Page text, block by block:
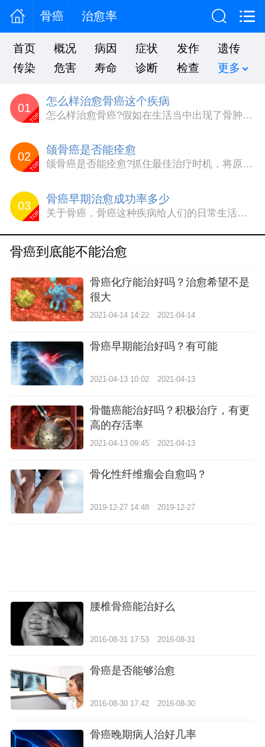
骨癌 治愈率
首页 概况 病因 症状 发作
遗传
传染
危害 寿命 诊断 检查 更多
01
TOP
怎么样治愈骨癌这个疾病
怎么样治愈骨癌?假如在生活当中出现了骨肿瘤这样的疾病我们不能拖延治疗的时间。应当在患有骨肿瘤疾病的时候，及早做好治疗抓住最佳的治疗时机。才能够早一些康复。就请小编来为大家讲述骨肿瘤疾病的治疗方法有什么。一、对症治疗1、感染细菌感染，应选用抗生素。2、高钙血症增加补液量，促进钙的排泄。3、高尿酸血症大量补液，口服或静脉注射碳酸氢钠，别呤醇。4、贫血可运用雄性激...
02
TOP
颌骨癌是否能痊愈
颌骨癌是否能痊愈?抓住最佳治疗时机，将原发癌和转移源一并彻底切除，就可达到治愈的目的，对于尚不严重的早期颌骨癌，其治愈率还是较为理想的。患者必须明白，早期颌骨癌的治愈率受医、患双方影响。许多患颌骨癌的病人和主治医生都深知该癌症的早期诊断较困难，常常与牙槽脓肿、下颌骨、骨髓炎及神经炎相混淆，在医院就诊时往往碾转多个科室也达不到对症下药的效果。因此患者一定要高度...
03
TOP
骨癌早期治愈成功率多少
关于骨癌，骨癌这种疾病给人们的日常生活造成了很大的影响，人们还是有很强的畏惧心理，毕竟这不是一般的疾病，所以不少患者会变得非常的悲观，对病情非常的不利。现如今对于骨癌的治疗也有许多的技术，那么骨癌的早期能治愈的成功率是多少呢?骨癌早期治疗应注意提高治愈率，减少后期复发转移的可能性，减少治疗的困难。骨癌早期治疗将各种治疗方法结合用于治疗，能很好的提高患者的免疫...
骨癌到底能不能治愈
骨癌化疗能治好吗？治愈希望不是
很大
2021-04-14 14:22 2021-04-14
骨癌早期能治好吗？有可能
2021-04-13 10:02 2021-04-13
骨髓癌能治好吗？积极治疗，有更
高的存活率
2021-04-13 09:45 2021-04-13
骨化性纤维瘤会自愈吗？
2019-12-27 14:48 2019-12-27
腰椎骨癌能治好么
2016-08-31 17:53 2016-08-31
骨癌是否能够治愈
2016-08-30 17:42 2016-08-30
骨癌晚期病人治好几率